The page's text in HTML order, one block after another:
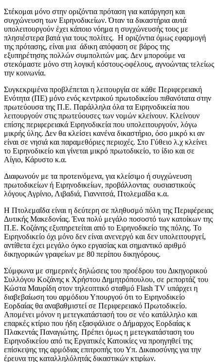
Στέκομαι μόνο στην οριζόντια πρόταση για κατάργηση και
συγχώνευση των Ειρηνοδικείων. Όταν τα δικαστήρια αυτά
υπολειτουργούν έχει κάποιο νόημα η συγχώνευσής τους με
πλησιέστερα βατά για τους πολίτες. Η οριζόντια όμως εφαρμογή
της πρότασης, είναι μια άδικη απόφαση σε βάρος της
εξυπηρέτησης πολλών συμπολιτών μας. Δεν μπορούμε να
στεκόμαστε μόνο στη λογική κόστους-οφέλους, αγνοώντας τελείως
την κοινωνία.
Συγκεκριμένα προβλέπεται η λειτουργία σε κάθε Περιφερειακή
Ενότητα (ΠΕ) μόνο ενός κεντρικού πρωτοδικείου πιθανότατα στην
πρωτεύουσα της Π.Ε. Παράλληλα όλα τα Ειρηνοδικεία που
λειτουργούν στις πρωτεύουσες των νομών κλείνουν. Κλείνουν
επίσης περιφερειακά Ειρηνοδικεία που υπολειτουργούν, λόγω
μικρής ύλης. Δεν θα κλείσει κανένα δικαστήριο, όσο μικρό κι αν
είναι σε νησιά και παραμεθόριες περιοχές. Στο Γύθειο λ.χ κλείνει
το Ειρηνοδικείο και γίνεται μικρό πρωτοδικείο, το ίδιο και σε
Αίγιο, Κάρυστο κ.α.
Διαφωνούν με τα προτεινόμενα, για κλείσιμο ή συγχώνευση
πρωτοδικείων ή Ειρηνοδικείων, προβάλλοντας ουσιαστικούς
λόγους Αγρίνιο, Λιβαδιά, Γιαννιτσά, Πτολεμαΐδα κ.α.
Η Πτολεμαΐδα είναι η δεύτερη σε πληθυσμό πόλη της Περιφέρειας
Δυτικής Μακεδονίας. Ένα πολύ μεγάλο ποσοστό των κατοίκων της
Π.Ε. Κοζάνης εξυπηρετείται από το Ειρηνοδικείο της πόλης. Το
Ειρηνοδικείο όχι μόνο δεν είναι ανενεργό και δεν υπολειτουργεί,
αντίθετα έχει μεγάλο όγκο εργασίας και σημαντικό αριθμό
δικηγορικών γραφείων με 80 περίπου δικηγόρους.
Σύμφωνα με σημερινές δηλώσεις του προέδρου του Δικηγορικού
Συλλόγου Κοζάνης κ Χρήστου Δημητρόπουλου, σε ρεπορτάζ του
Κώστα Μαυρίδη στoν τηλεοπτικό σταθμό Flash TV υπάρχει η
διαβεβαίωση του αρμόδιου Υπουργού ότι το Ειρηνοδικείο
Εορδαίας θα αναβαθμιστεί σε Περιφερειακό Πρωτοδικείο.
Απομένει μόνον η μετεγκατάστασή του σε νέο κατάλληλο και
επαρκές κτίριο που ήδη εξασφάλισε ο Δήμαρχος Εορδαίας κ
Πλακεντάς Παναγιώτης. Πρέπει όμως η μετεγκατάσταση του
Ειρηνοδικείου από τις Εργατικές Κατοικίες να προηγηθεί της
επίσκεψης της αρμόδιας επιτροπής του Υπ. Δικαιοσύνης για την
έρευνα της καταλληλόλητάς δικαστικών κτιρίων.